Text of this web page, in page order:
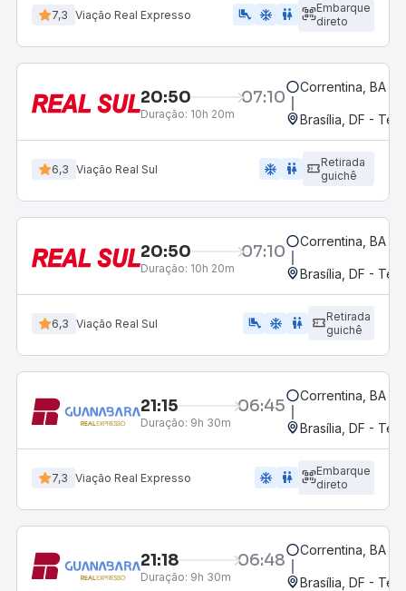
7,3 Viação Real Expresso airline_seat_legroom_extra ac_unit wc
Embarque
direto
20:50 07:10
Duração: 10h 20m
Correntina, BA -
Brasília, DF -
6,3 Viação Real Sul ac_unit wc
Retirada
guichê
20:50 07:10
Duração: 10h 20m
Correntina, BA -
Brasília, DF -
6,3 Viação Real Sul airline_seat_legroom_extra ac_unit wc
Retirada
guichê
21:15 06:45
Duração: 9h 30m
Correntina, BA -
Brasília, DF -
7,3 Viação Real Expresso ac_unit wc
Embarque
direto
21:18 06:48
Duração: 9h 30m
Correntina, BA -
Brasília, DF -